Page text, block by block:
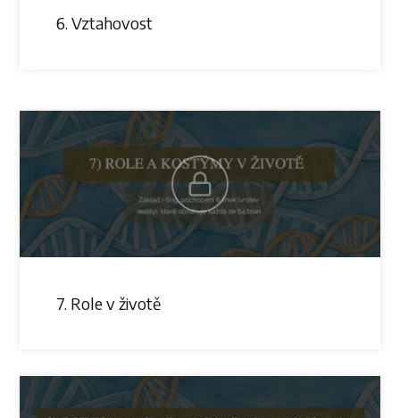
6. Vztahovost
7. Role v životě